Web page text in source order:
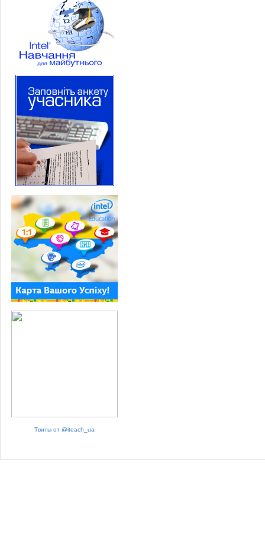
Твиты от @iteach_ua